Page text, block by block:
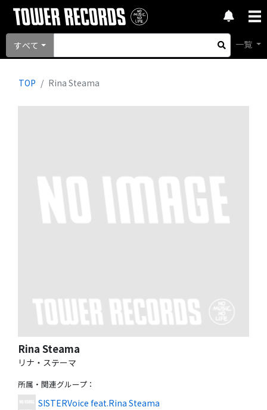
すべて 一覧
TOP Rina Steama
Rina Steama
リナ・ステーマ
所属・関連グループ ：
SISTERVoice feat.Rina Steama